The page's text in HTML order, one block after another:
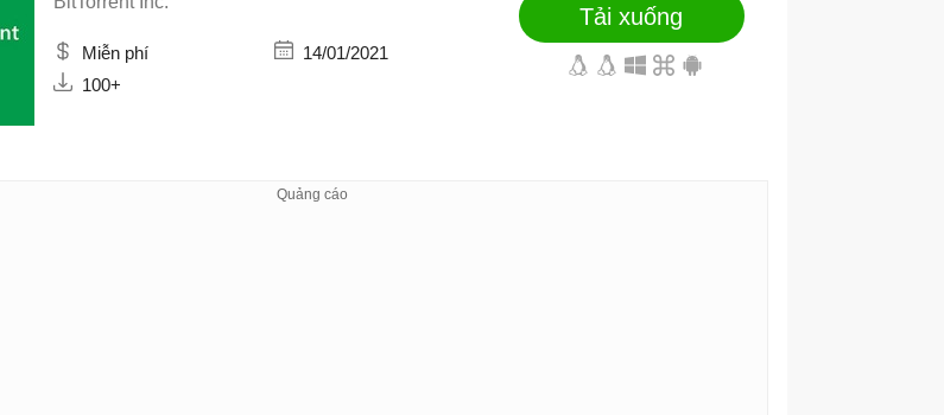
Miễn phí
14/01/2021
100+
Tải xuống